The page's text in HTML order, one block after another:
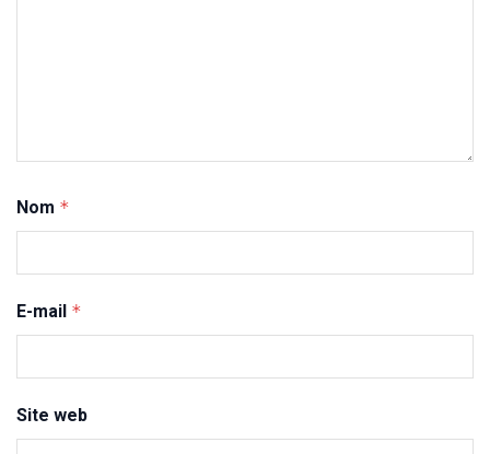
Nom *
E-mail *
Site web